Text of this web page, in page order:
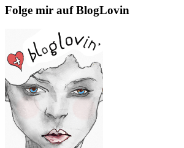
Folge mir auf BlogLovin